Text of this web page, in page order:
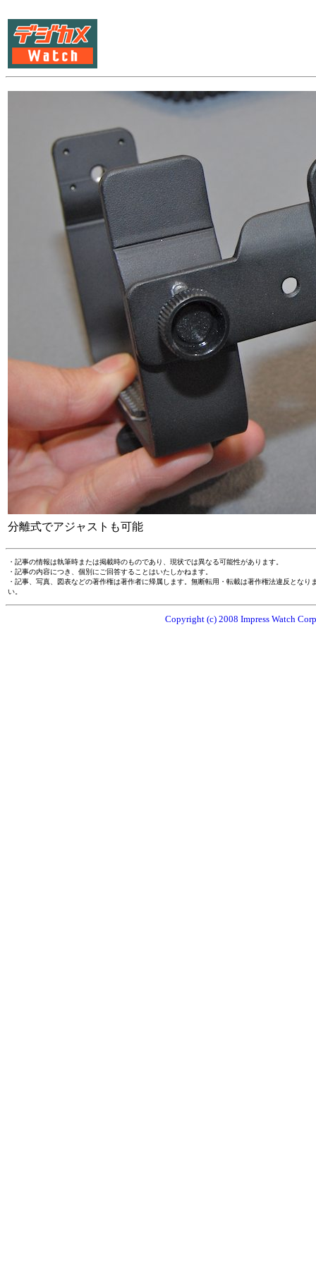
分離式でアジャストも可能
・記事の情報は執筆時または掲載時のものであり、現状では異なる可能性があります。
・記事の内容につき、個別にご回答することはいたしかねます。
・記事、写真、図表などの著作権は著作者に帰属します。無断転用・転載は著作権法違反とな
い。
Copyright (c) 2008 Impress Watch